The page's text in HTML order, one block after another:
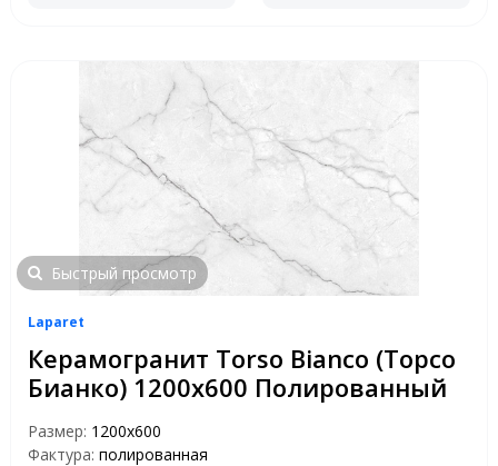
Быстрый просмотр
Laparet
Керамогранит Torso Bianco (Торсо
Бианко) 1200х600 Полированный
Размер: 1200x600
Фактура: полированная